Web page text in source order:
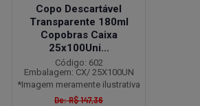
Copo Descartável
Transparente 180ml
Copobras Caixa
25x100Uni...
Código: 602
Embalagem: CX/ 25X100UN
*Imagem meramente ilustrativa
De: R$ 147,36